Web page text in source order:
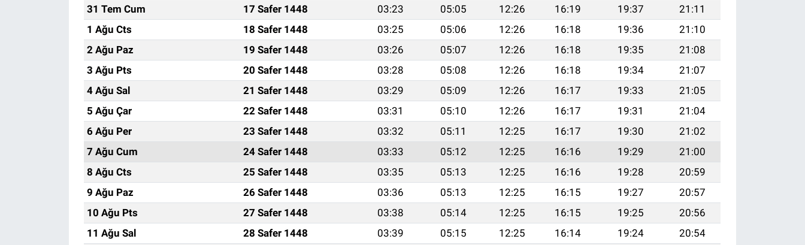
31 Tem Cum
17 Safer 1448 03:23 05:05 12:26 16:19 19:37
21:11
1 Ağu Cts
18 Safer 1448 03:25 05:06 12:26 16:18 19:36
21:10
2 Ağu Paz
19 Safer 1448 03:26 05:07 12:26 16:18 19:35
21:08
3 Ağu Pts
20 Safer 1448 03:28 05:08 12:26 16:18 19:34
21:07
4 Ağu Sal
21 Safer 1448 03:29 05:09 12:26 16:17 19:33
21:05
5 Ağu Çar
22 Safer 1448 03:31 05:10 12:26 16:17 19:31
21:04
6 Ağu Per
23 Safer 1448 03:32 05:11 12:25 16:17 19:30
21:02
7 Ağu Cum
24 Safer 1448 03:33 05:12 12:25 16:16 19:29
21:00
8 Ağu Cts
25 Safer 1448 03:35 05:13 12:25 16:16 19:28
20:59
9 Ağu Paz
26 Safer 1448 03:36 05:13 12:25 16:15 19:27
20:57
10 Ağu Pts
27 Safer 1448 03:38 05:14 12:25 16:15 19:25
20:56
11 Ağu Sal
28 Safer 1448 03:39 05:15 12:25 16:14 19:24
20:54